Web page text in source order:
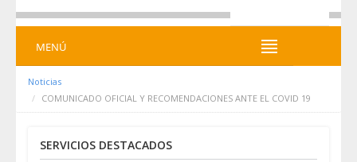
MENÚ
Noticias
COMUNICADO OFICIAL Y RECOMENDACIONES ANTE EL COVID 19
SERVICIOS DESTACADOS